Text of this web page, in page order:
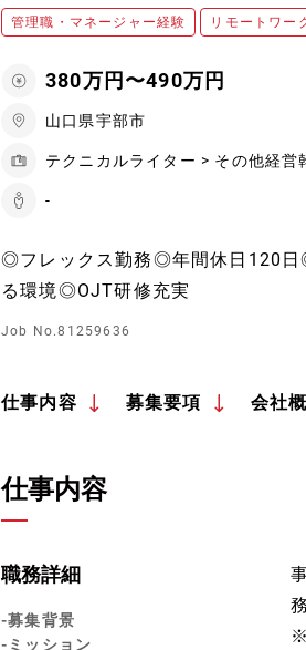
管理職・マネージャー経験 リモートワー
380万円〜490万円
山口県宇部市
テクニカルライター > その他経営
-
◎フレックス勤務◎年間休日120日
る環境◎OJT研修充実
Job No.81259636
仕事内容 募集要項 会社
仕事内容
職務詳細
-募集背景
-ミッション